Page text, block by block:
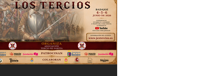
Patrimonio cultural Inmaterial de
Extremadura" Alonso Rubio Muñoz.
10/06/26